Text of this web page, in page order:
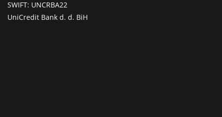
SWIFT: UNCRBA22
UniCredit Bank d. d. BiH